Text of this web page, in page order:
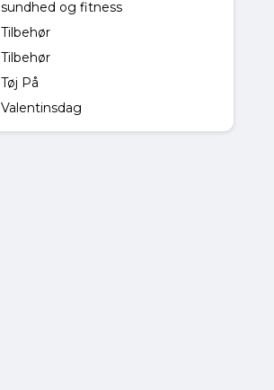
sundhed og fitness
Tilbehør
Tilbehør
Tøj På
Valentinsdag